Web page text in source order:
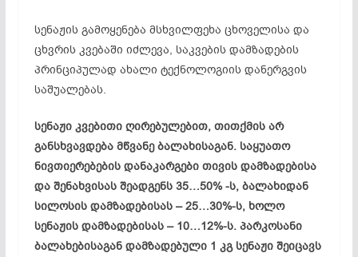
სენაჟის გამოყენება მსხვილფეხა ცხოველისა და
ცხვრის კვებაში იძლევა, საკვების დამზადების
პრინციპულად ახალი ტექნოლოგიის დანერგვის
საშუალებას.
სენაჟი კვებითი ღირებულებით, თითქმის არ
განსხვავდება მწვანე ბალახისაგან. საყუათო
ნივთიერებების დანაკარგები თივის დამზადებისა
და შენახვისას შეადგენს 35…50% -ს, ბალახიდან
სილოსის დამზადებისას – 25…30%-ს, ხოლო
სენაჟის დამზადებისას – 10…12%-ს. პარკოსანი
ბალახებისაგან დამზადებული 1 კგ სენაჟი შეიცავს